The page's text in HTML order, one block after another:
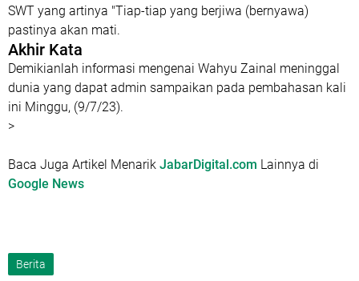
SWT yang artinya "Tiap-tiap yang berjiwa (bernyawa)
pastinya akan mati.
Akhir Kata
Demikianlah informasi mengenai Wahyu Zainal meninggal
dunia yang dapat admin sampaikan pada pembahasan kali
ini Minggu, (9/7/23).
>
Baca Juga Artikel Menarik JabarDigital.com Lainnya di
Google News
Berita